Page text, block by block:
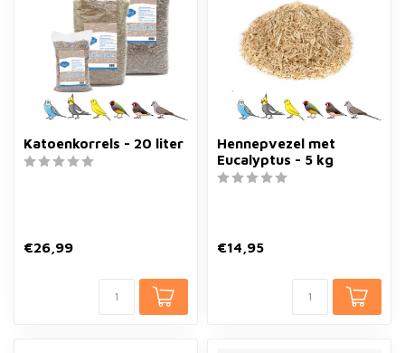
Katoenkorrels - 20 liter
€26,99
Hennepvezel met
Eucalyptus - 5 kg
€14,95